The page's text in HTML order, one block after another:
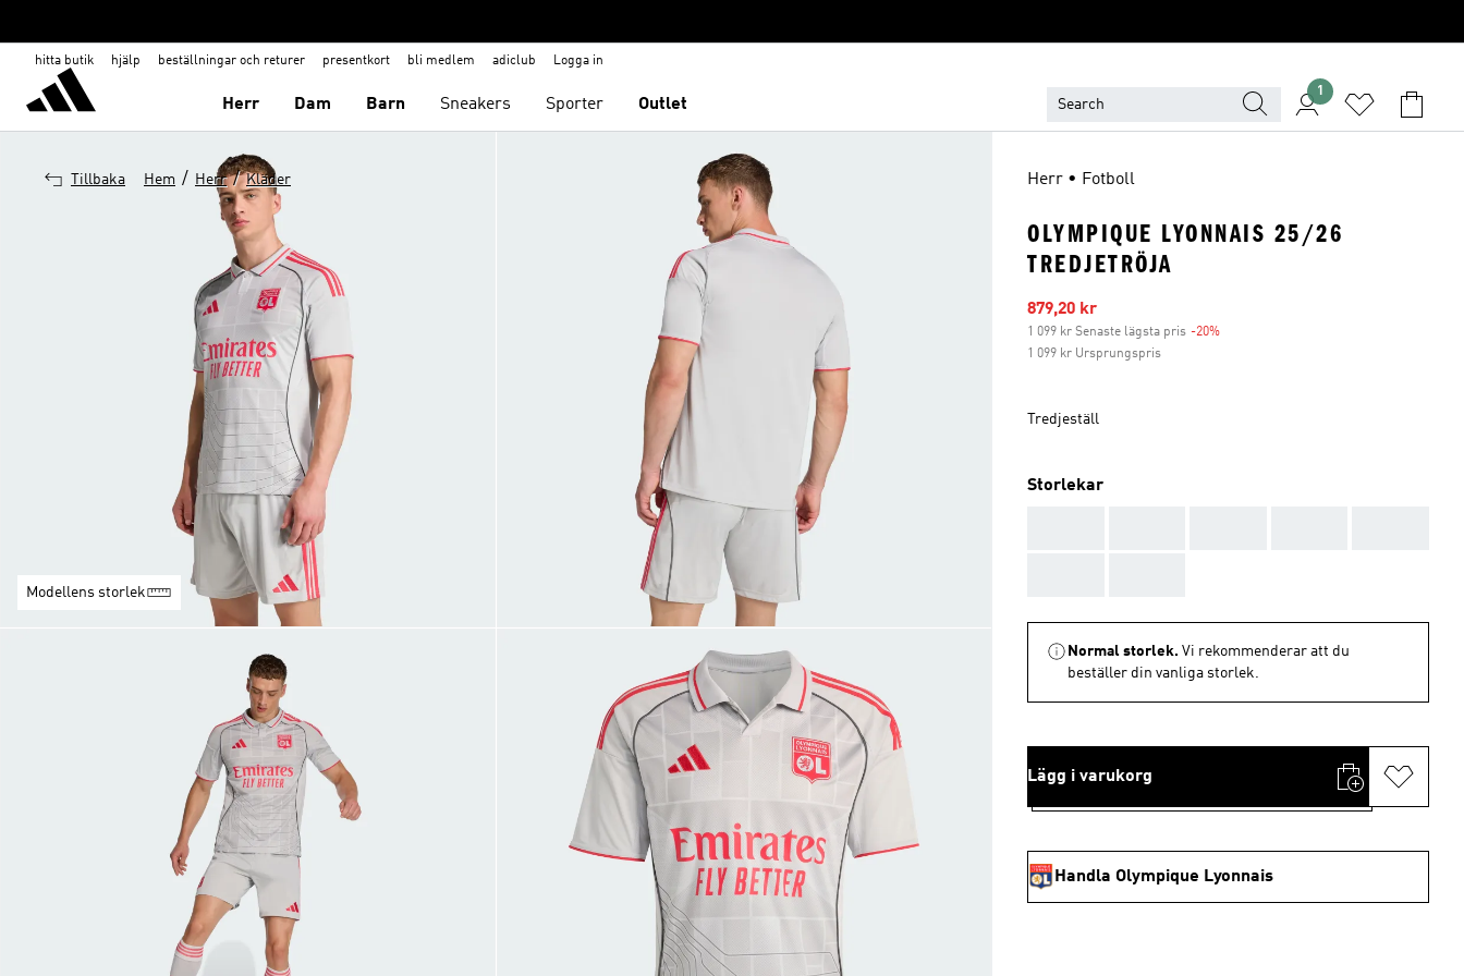
hitta butik hjälp beställningar och returer presentkort bli medlem adiclub Logga in
Herr Dam Barn Sneakers Sporter Outlet
1
Tillbaka Hem / Herr / Kläder
Modellens storlek
Herr • Fotboll
OLYMPIQUE LYONNAIS 25/26
TREDJETRÖJA
Reapris
879,20 kr
1 099 kr Senaste lägsta pris -20%
1 099 kr Ursprungspris
Tredjeställ
Storlekar
Normal storlek. Vi rekommenderar att du
beställer din vanliga storlek.
Lägg i varukorg
Handla Olympique Lyonnais